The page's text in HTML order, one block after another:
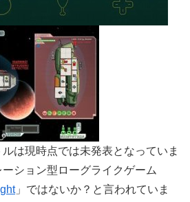
は現時点では未発表となっていま
ション型ローグライクゲーム
」ではないか？と言われていま